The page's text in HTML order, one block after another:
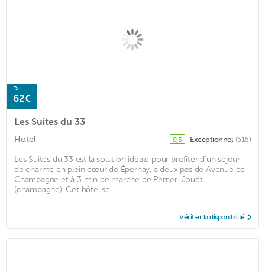
De
62€
Les Suites du 33
Hotel 9,5 Exceptionnel (516)
Les Suites du 33 est la solution idéale pour profiter d'un séjour
de charme en plein cœur de Épernay, à deux pas de Avenue de
Champagne et à 3 min de marche de Perrier-Jouët
(champagne). Cet hôtel se ...
Vérifier la disponibilité